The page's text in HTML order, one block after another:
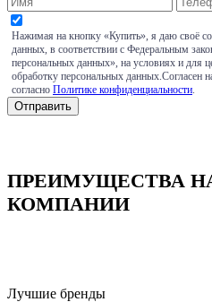
Нажимая на кнопку «Купить», я даю своё
данных, в соответствии с Федеральным
персональных данных», на условиях и для
обработку персональных данных.Согласен
согласно Политике конфиденциальности
ПРЕИМУЩЕСТВА
КОМПАНИИ
Лучшие бренды